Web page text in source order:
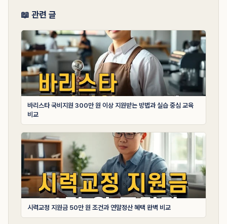
📖 관련 글
바리스타 국비지원 300만 원 이상 지원받는 방법과 실습 중심 교육
비교
시력교정 지원금 50만 원 조건과 연말정산 혜택 완벽 비교